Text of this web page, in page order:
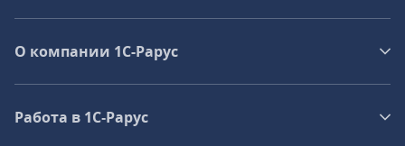
О компании 1C-Рарус
Работа в 1С‑Рарус